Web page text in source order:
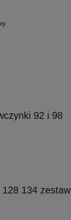
92 i 98
134 zestaw